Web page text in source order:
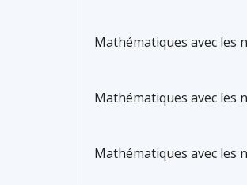
Mathématiques avec les
Mathématiques avec les
Mathématiques avec les